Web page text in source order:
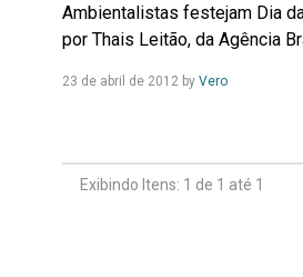
Ambientalistas festejam Dia
por Thais Leitão, da Agência
23 de abril de 2012 by VeroLeia
Exibindo Itens: 1 de 1 até 1